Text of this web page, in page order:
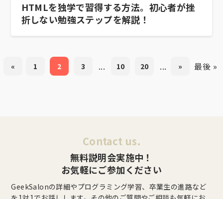
HTMLを独学で習得する方法。初心者が挫
折しない勉強ステップを解説！
« 1 2 3 ... 10 20 ... » 最後 »
Contact us.
無料説明会実施中！
お気軽にご参加ください
GeekSalonの詳細やプログラミング学習、卒業生の進路など